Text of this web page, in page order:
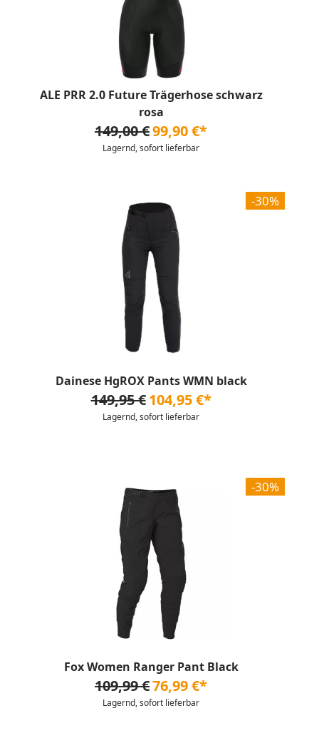
ALE PRR 2.0 Future Trägerhose schwarz
rosa
149,00 €99,90 €*
Lagernd, sofort lieferbar
-30%
Dainese HgROX Pants WMN black
149,95 € 104,95 €*
Lagernd, sofort lieferbar
-30%
Fox Women Ranger Pant Black
109,99 €76,99 €*
Lagernd, sofort lieferbar